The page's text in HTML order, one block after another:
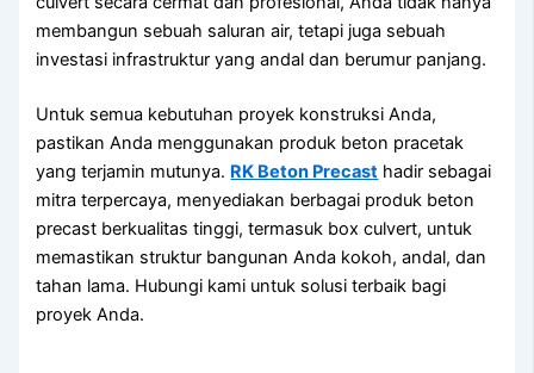
membangun sebuah saluran air, tetapi juga sebuah
investasi infrastruktur yang andal dan berumur panjang.
Untuk semua kebutuhan proyek konstruksi Anda,
pastikan Anda menggunakan produk beton pracetak
yang terjamin mutunya. RK Beton Precast hadir sebagai
mitra terpercaya, menyediakan berbagai produk beton
precast berkualitas tinggi, termasuk box culvert, untuk
memastikan struktur bangunan Anda kokoh, andal, dan
tahan lama. Hubungi kami untuk solusi terbaik bagi
proyek Anda.